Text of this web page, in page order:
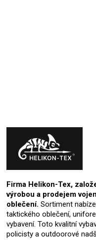
Firma Helikon-Tex,
výrobou a prodejem
oblečení. Sortiment
taktického oblečení,
vybavení. Toto kvalitní
policisty a outdoorové